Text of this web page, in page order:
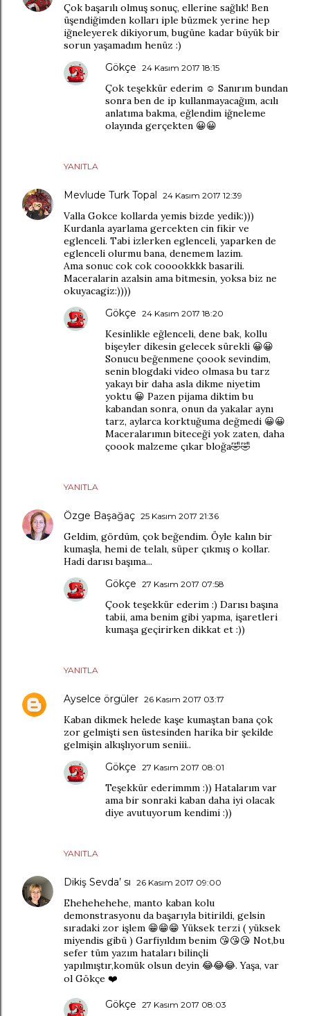
Çok başarılı olmuş sonuç, ellerine sağlık! Ben
üşendiğimden kolları iple büzmek yerine hep
iğneleyerek dikiyorum, bugüne kadar büyük bir
sorun yaşamadım henüz :)
YANITLA
Gökçe 24 Kasım 2017 18:15
Çok teşekkür ederim ☺️ Sanırım bundan
sonra ben de ip kullanmayacağım, acılı
anlatıma bakma, eğlendim iğneleme
olayında gerçekten 😀😀
Mevlude Turk Topal 24 Kasım 2017 12:39
Valla Gokce kollarda yemis bizde yedik:)))
Kurdanla ayarlama gercekten cin fikir ve
eglenceli. Tabi izlerken eglenceli, yaparken de
eglenceli olurmu bana, denemem lazim.
Ama sonuc cok cok cooookkkk basarili.
Maceralarin azalsin ama bitmesin, yoksa biz ne
okuyacagiz:))))
YANITLA
Gökçe 24 Kasım 2017 18:20
Kesinlikle eğlenceli, dene bak, kollu
bişeyler dikesin gelecek sürekli 😀😀
Sonucu beğenmene çoook sevindim,
senin blogdaki video olmasa bu tarz
yakayı bir daha asla dikme niyetim
yoktu 😀 Pazen pijama diktim bu
kabandan sonra, onun da yakalar aynı
tarz, aylarca korktuğuma değmedi 😀😀
Maceralarımın biteceği yok zaten, daha
çoook malzeme çıkar bloğa🤣🤣
Özge Başağaç 25 Kasım 2017 21:36
Geldim, gördüm, çok beğendim. Öyle kalın bir
kumaşla, hemi de telalı, süper çıkmış o kollar.
Hadi darısı başıma...
YANITLA
Gökçe 27 Kasım 2017 07:58
Çook teşekkür ederim :) Darısı başına
tabii, ama benim gibi yapma, işaretleri
kumaşa geçirirken dikkat et :))
Ayselce örgüler 26 Kasım 2017 03:17
Kaban dikmek helede kaşe kumaştan bana çok
zor gelmişti sen üstesinden harika bir şekilde
gelmişin alkışlıyorum seniii..
YANITLA
Gökçe 27 Kasım 2017 08:01
Teşekkür ederimmm :)) Hatalarım var
ama bir sonraki kaban daha iyi olacak
diye avutuyorum kendimi :))
Dikiş Sevda’ sı 26 Kasım 2017 09:00
Ehehehehehe, manto kaban kolu
demonstrasyonu da başarıyla bitirildi, gelsin
sıradaki zor işlem 😁😁😁 Yüksek terzi ( yüksek
miyendis gibü ) Garfiyıldım benim 😘😘😘 Not,bu
sefer tüm yazım hataları bilinçli
yapılmıştır,komük olsun deyin 😂😂😂. Yaşa, var
ol Gökçe ❤️
Gökçe 27 Kasım 2017 08:03